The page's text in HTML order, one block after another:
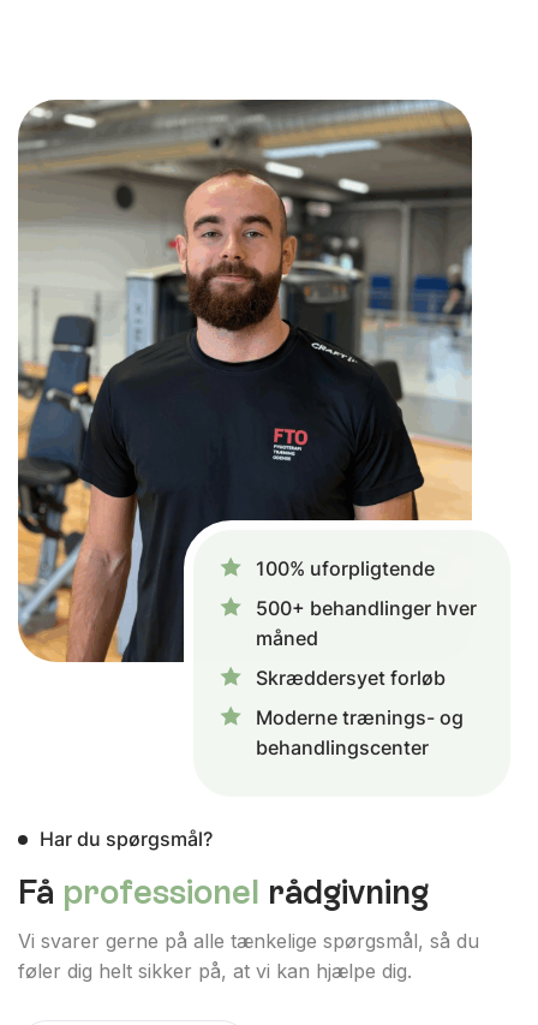
100% uforpligtende
500+ behandlinger hver
måned
Skræddersyet forløb
Moderne trænings- og
behandlingscenter
Har du spørgsmål?
Få professionel rådgivning
Vi svarer gerne på alle tænkelige spørgsmål, så du
føler dig helt sikker på, at vi kan hjælpe dig.